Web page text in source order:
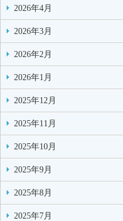
2026年4月
2026年3月
2026年2月
2026年1月
2025年12月
2025年11月
2025年10月
2025年9月
2025年8月
2025年7月